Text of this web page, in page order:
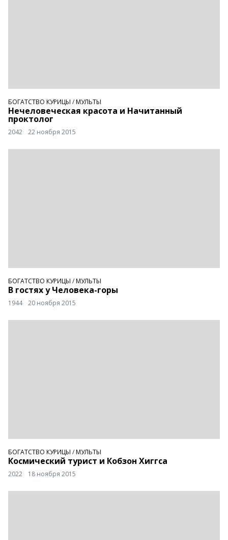
БОГАТСТВО КУРИЦЫ /МУЛЬТЫ
Нечеловеческая красота и Начитанный
проктолог
2042 22 ноября 2015
БОГАТСТВО КУРИЦЫ /МУЛЬТЫ
В гостях у Человека-горы
1944 20 ноября 2015
БОГАТСТВО КУРИЦЫ /МУЛЬТЫ
Космический турист и Кобзон Хиггса
2022 18 ноября 2015